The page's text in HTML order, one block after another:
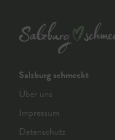
Salzburg schmeckt
Über uns
Impressum
Datenschutz